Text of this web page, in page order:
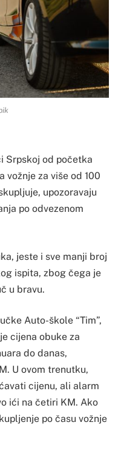
Srpskoj od početka
vožnje za više od 100
upozoravaju
po odvezenom
jeste i sve manji broj
ispita, zbog čega je
u bravu.
Auto-škole “Tim”,
cijena obuke za
do danas,
U ovom trenutku,
cijenu, ali alarm
ići na četiri KM. Ako
po času vožnje